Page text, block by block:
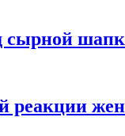
сырной
реакции